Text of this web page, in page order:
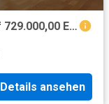
Wohnung zum Kaufen in Düsseldorf 729.000,00 EUR 114 m²
Details ansehen